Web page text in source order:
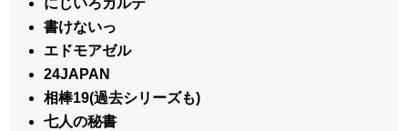
にじいろカルテ
書けないっ
エドモアゼル
24JAPAN
相棒19(過去シリーズも)
七人の秘書